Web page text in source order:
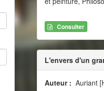
Consulter
L'envers d'un
Auteur : Auriant